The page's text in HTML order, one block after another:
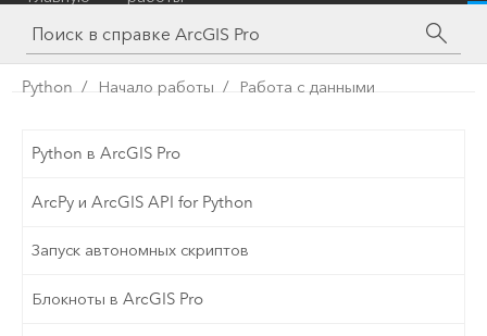
инструментам
Python Начало работы Работа с данными
Python в ArcGIS Pro
ArcPy и ArcGIS API for Python
Запуск автономных скриптов
Блокноты в ArcGIS Pro